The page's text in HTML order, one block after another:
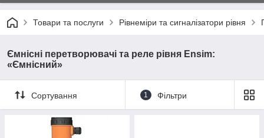
Товари та послуги Рівнеміри та сигналізатори рівня
Ємнісні перетворювачі та реле рівня Ensim:
«Ємнісний»
Сортування 1 Фільтри